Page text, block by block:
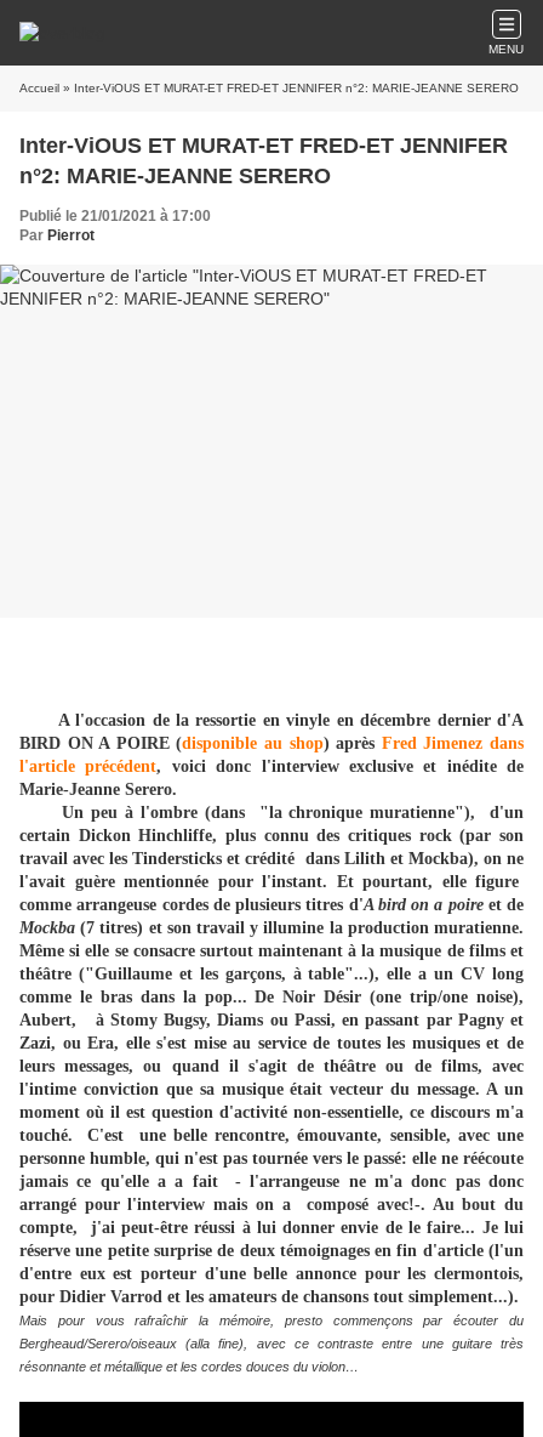
MENU
Accueil » Inter-ViOUS ET MURAT-ET FRED-ET JENNIFER n°2: MARIE-JEANNE SERERO
Inter-ViOUS ET MURAT-ET FRED-ET JENNIFER
n°2: MARIE-JEANNE SERERO
Publié le 21/01/2021 à 17:00
Par Pierrot
A l'occasion de la ressortie en vinyle en décembre dernier d'A
BIRD ON A POIRE (disponible au shop) après Fred Jimenez dans
l'article précédent, voici donc l'interview exclusive et inédite de
Marie-Jeanne Serero.
Un peu à l'ombre (dans "la chronique muratienne"), d'un
certain Dickon Hinchliffe, plus connu des critiques rock (par son
travail avec les Tindersticks et crédité dans Lilith et Mockba), on ne
l'avait guère mentionnée pour l'instant. Et pourtant, elle figure
comme arrangeuse cordes de plusieurs titres d'A bird on a poireet de
Mockba (7 titres) et son travail y illumine la production muratienne.
Même si elle se consacre surtout maintenant à la musique de films et
théâtre ("Guillaume et les garçons, à table"...), elle a un CV long
comme le bras dans la pop... De Noir Désir (one trip/one noise),
Aubert, à Stomy Bugsy, Diams ou Passi, en passant par Pagny et
Zazi, ou Era, elle s'est mise au service de toutes les musiques et de
leurs messages, ou quand il s'agit de théâtre ou de films, avec
l'intime conviction que sa musique était vecteur du message. A un
moment où il est question d'activité non-essentielle, ce discours m'a
touché. C'est une belle rencontre, émouvante, sensible, avec une
personne humble, qui n'est pas tournée vers le passé: elle ne réécoute
jamais ce qu'elle a a fait - l'arrangeuse ne m'a donc pas donc
arrangé pour l'interview mais on a composé avec!-. Au bout du
compte, j'ai peut-être réussi à lui donner envie de le faire... Je lui
réserve une petite surprise de deux témoignages en fin d'article (l'un
d'entre eux est porteur d'une belle annonce pour les clermontois,
pour Didier Varrod et les amateurs de chansons tout simplement...).
Mais pour vous rafraîchir la mémoire, presto commençons par écouter du
Bergheaud/Serero/oiseaux (alla fine), avec ce contraste entre une guitare très
résonnante et métallique et les cordes douces du violon…